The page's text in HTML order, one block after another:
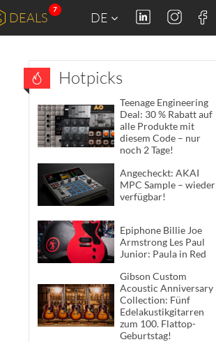
DEALS
7
DE
Hotpicks
Teenage Engineering
Deal: 30 % Rabatt auf
alle Produkte mit
diesem Code – nur
noch 2 Tage!
Angecheckt: AKAI
MPC Sample – wieder
verfügbar!
Epiphone Billie Joe
Armstrong Les Paul
Junior: Paula in Red
Gibson Custom
Acoustic Anniversary
Collection: Fünf
Edelakustikgitarren
zum 100. Flattop-
Geburtstag!